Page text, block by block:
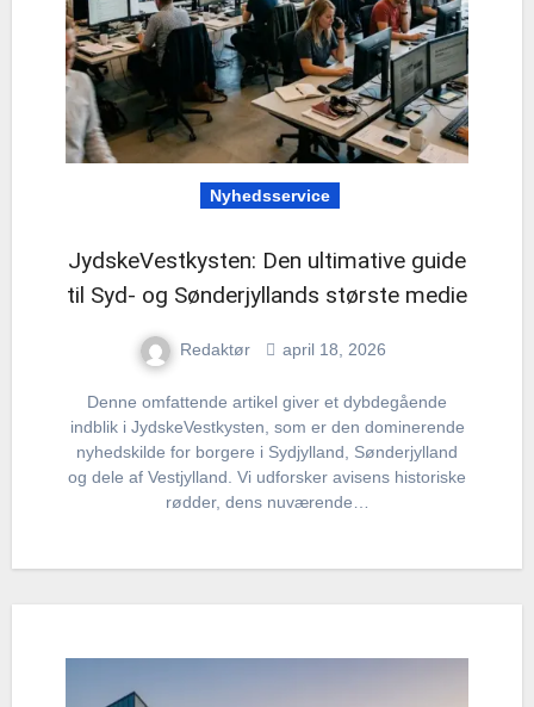
Nyhedsservice
JydskeVestkysten: Den ultimative guide
til Syd- og Sønderjyllands største medie
Redaktør april 18, 2026
Denne omfattende artikel giver et dybdegående
indblik i JydskeVestkysten, som er den dominerende
nyhedskilde for borgere i Sydjylland, Sønderjylland
og dele af Vestjylland. Vi udforsker avisens historiske
rødder, dens nuværende…